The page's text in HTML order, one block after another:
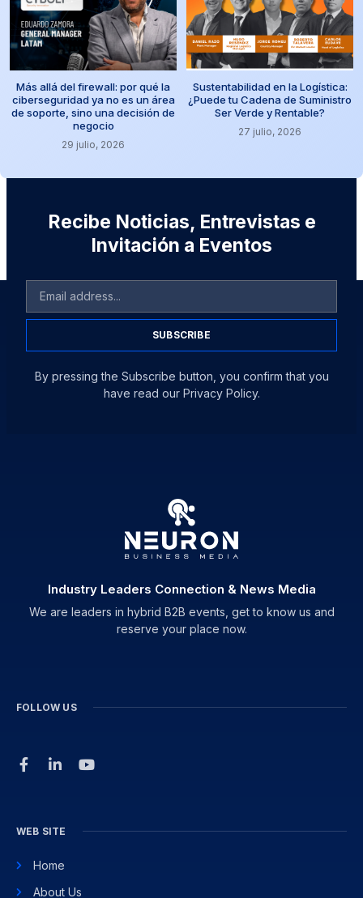
Más allá del firewall: por qué la
ciberseguridad ya no es un área
de soporte, sino una decisión de
negocio
29 julio, 2026
Sustentabilidad en la Logística:
¿Puede tu Cadena de Suministro
Ser Verde y Rentable?
27 julio, 2026
Recibe Noticias, Entrevistas e
Invitación a Eventos
SUBSCRIBE
By pressing the Subscribe button, you confirm that you
have read our Privacy Policy.
Industry Leaders Connection & News Media
We are leaders in hybrid B2B events, get to know us and
reserve your place now.
FOLLOW US
WEB SITE
Home
About Us